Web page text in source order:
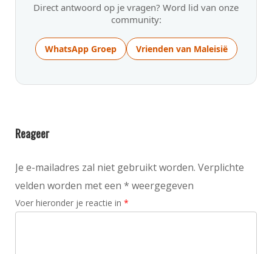
Direct antwoord op je vragen? Word lid van onze
community:
WhatsApp Groep Vrienden van Maleisië
Reageer
Je e-mailadres zal niet gebruikt worden. Verplichte
velden worden met een * weergegeven
Voer hieronder je reactie in *